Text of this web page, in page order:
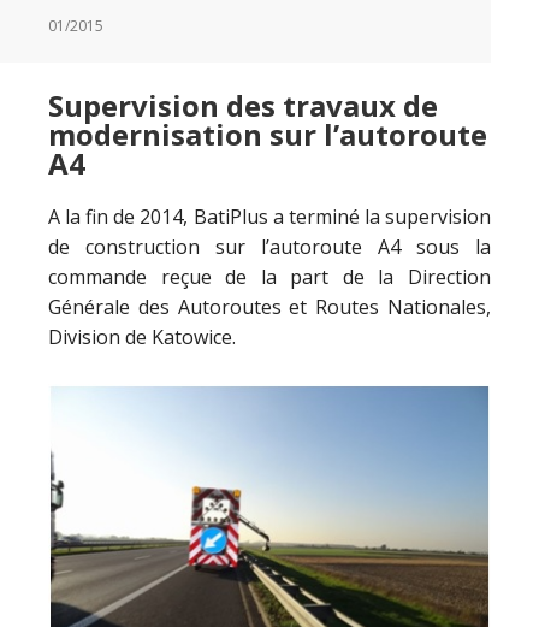
01/2015
Supervision des travaux de
modernisation sur l’autoroute
A4
A la fin de 2014, BatiPlus a terminé la supervision
de construction sur l’autoroute A4 sous la
commande reçue de la part de la Direction
Générale des Autoroutes et Routes Nationales,
Division de Katowice.